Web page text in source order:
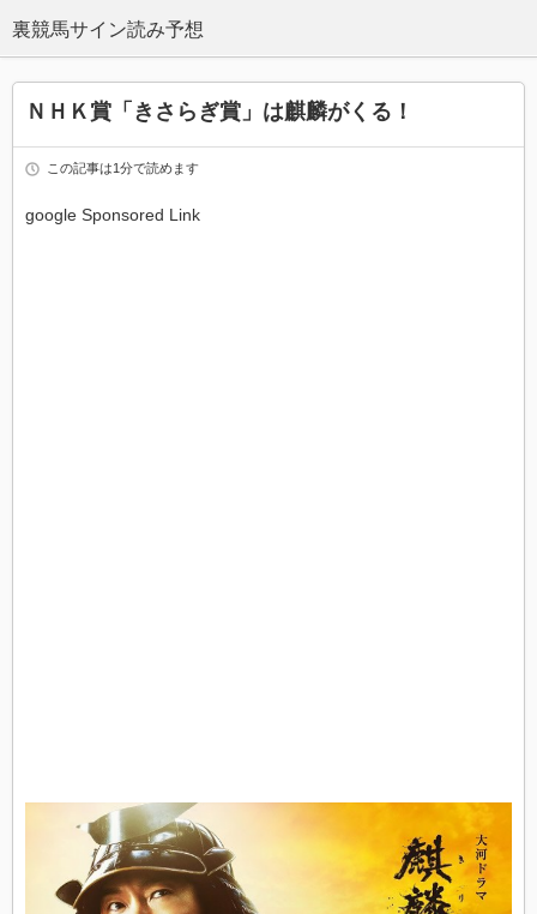
ＮＨＫ賞「きさらぎ賞」は麒麟がくる！
この記事は1分で読めます
google Sponsored Link